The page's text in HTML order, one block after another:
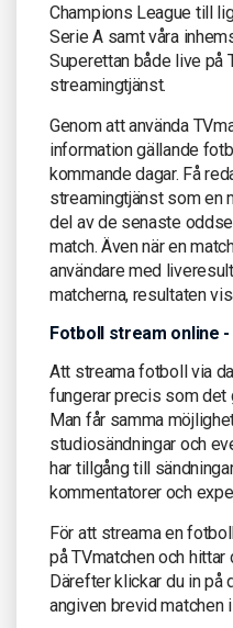
Champions League till
Serie A samt våra
Superettan både live på
streamingtjänst.
Genom att använda
information gällande
kommande dagar. Få
streamingtjänst som en
del av de senaste
match. Även när en
användare med
matcherna, resultaten
Fotboll stream online
Att streama fotboll via
fungerar precis som det
Man får samma
studiosändningar och
har tillgång till
kommentatorer och
För att streama en
på TVmatchen och
Därefter klickar du in på
angiven brevid matchen